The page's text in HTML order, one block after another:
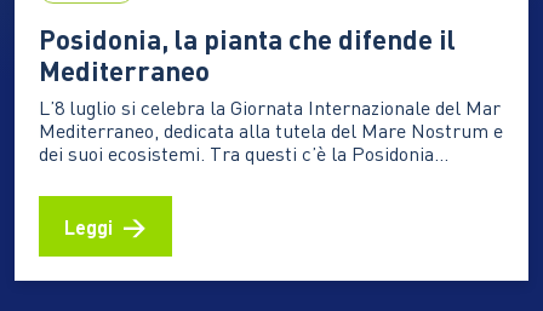
Posidonia, la pianta che difende il
Mediterraneo
L’8 luglio si celebra la Giornata Internazionale del Mar
Mediterraneo, dedicata alla tutela del Mare Nostrum e
dei suoi ecosistemi. Tra questi c’è la Posidonia
qualità delle acque, protegge le spiagge dall’erosione e
aiuta ad assorbire CO₂ Ogni estate milioni di persone
scelgono…
Leggi